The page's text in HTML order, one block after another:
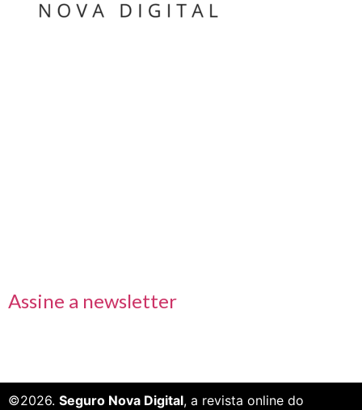
Assine a newsletter
©2026. Seguro Nova Digital, a revista online do